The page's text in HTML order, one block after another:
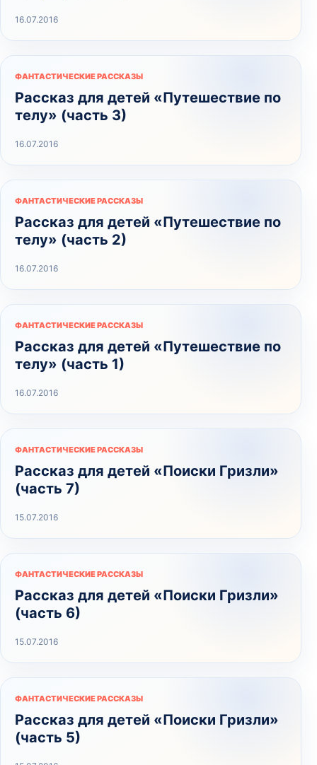
16.07.2016
ФАНТАСТИЧЕСКИЕ РАССКАЗЫ
Рассказ для детей «Путешествие по
телу» (часть 3)
16.07.2016
ФАНТАСТИЧЕСКИЕ РАССКАЗЫ
Рассказ для детей «Путешествие по
телу» (часть 2)
16.07.2016
ФАНТАСТИЧЕСКИЕ РАССКАЗЫ
Рассказ для детей «Путешествие по
телу» (часть 1)
16.07.2016
ФАНТАСТИЧЕСКИЕ РАССКАЗЫ
Рассказ для детей «Поиски Гризли»
(часть 7)
15.07.2016
ФАНТАСТИЧЕСКИЕ РАССКАЗЫ
Рассказ для детей «Поиски Гризли»
(часть 6)
15.07.2016
ФАНТАСТИЧЕСКИЕ РАССКАЗЫ
Рассказ для детей «Поиски Гризли»
(часть 5)